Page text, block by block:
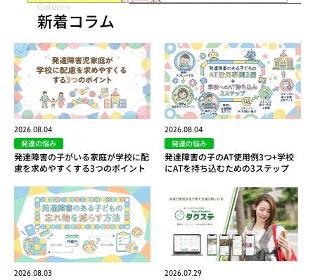
Column
新着コラム
2026.08.04
発達の悩み
発達障害の子がいる家庭が学校に配
慮を求めやすくする3つのポイント
2026.08.04
発達の悩み
発達障害の子のAT使用例3つ+学校
にATを持ち込むための3ステップ
2026.08.03 2026.07.29